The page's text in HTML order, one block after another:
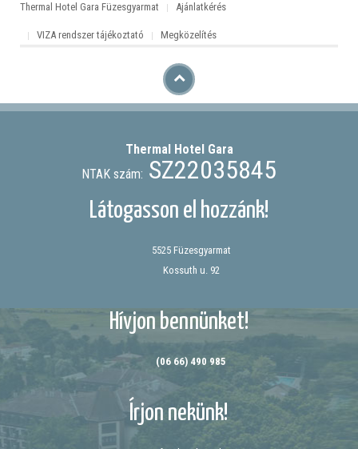
Thermal Hotel Gara Füzesgyarmat Ajánlatkérés
VIZA rendszer tájékoztató Megközelítés
Thermal Hotel Gara
NTAK szám: SZ22035845
Látogasson el hozzánk!
5525 Füzesgyarmat
Kossuth u. 92
Hívjon bennünket!
(06 66) 490 985
Írjon nekünk!